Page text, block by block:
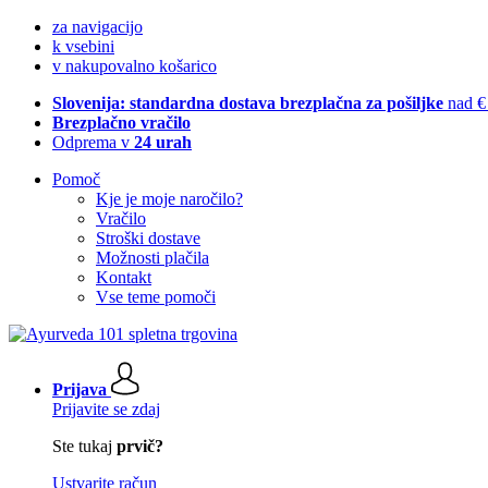
za navigacijo
k vsebini
v nakupovalno košarico
Slovenija: standardna dostava brezplačna za pošiljke nad
Brezplačno vračilo
Odprema v 24 urah
Pomoč
Kje je moje naročilo?
Vračilo
Stroški dostave
Možnosti plačila
Kontakt
Vse teme pomoči
Prijava
Prijavite se zdaj
Ste tukaj prvič?
Ustvarite račun